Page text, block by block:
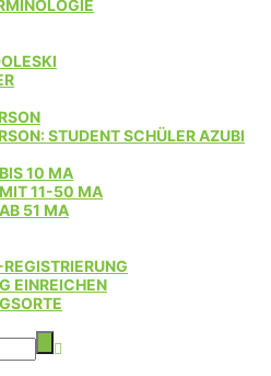
STUDENT SCHÜLER AZUBI
10 MA
11-50 MA
51 MA
EINREICHEN